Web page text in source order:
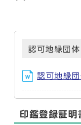
認可地縁団
認可地縁
印鑑登録証